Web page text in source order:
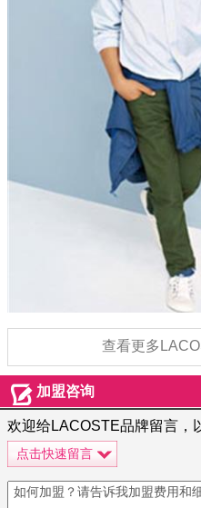
查看更多
加盟咨询
欢迎给LACOSTE品牌留言，
点击快速留言